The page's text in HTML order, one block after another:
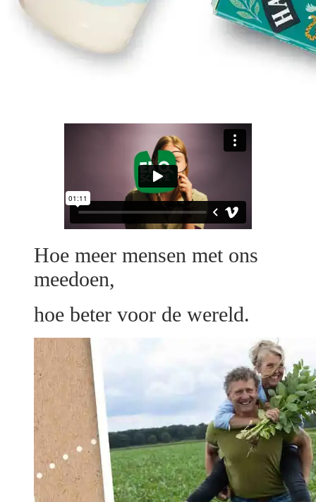
Hoe meer mensen met ons
meedoen,
hoe beter voor de wereld.